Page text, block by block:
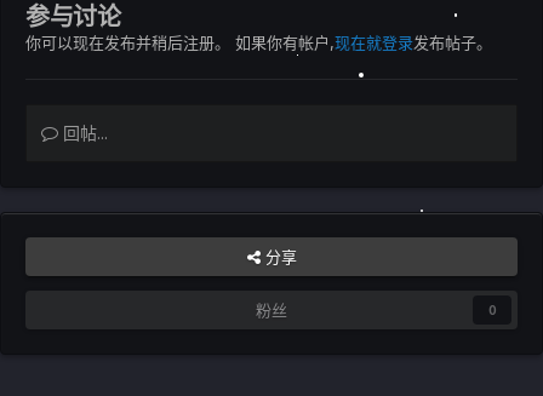
参与讨论
你可以现在发布并稍后注册。 如果你有帐户,现在就登录发布帖子。
回帖...
分享
粉丝 0